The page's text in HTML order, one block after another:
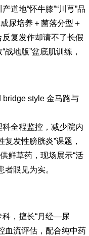
道地“怀牛膝”“川芎”品
尿培养＋菌落分型＋
复发作却请不了长假
地版”盆底肌训练，
style 金马路与
全程监控，减少院内
发性膀胱炎”课题，
鲜草药，现场展示“活
眼见为实。
科，擅长“月经—尿
血流评估，配合纯中药